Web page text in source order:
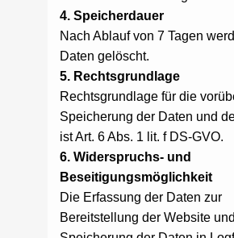
4. Speicherdauer
Nach Ablauf von 7 Tagen
Daten gelöscht.
5. Rechtsgrundlage
Rechtsgrundlage für die
Speicherung der Daten und
ist Art. 6 Abs. 1 lit. f DS-GVO.
6. Widerspruchs- und
Beseitigungsmöglichkeit
Die Erfassung der Daten zur
Bereitstellung der Website